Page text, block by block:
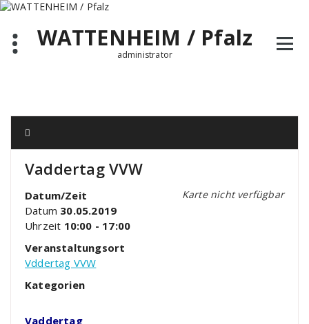
Zum
springenWATTENHEIM / Pfalz
administrator
Vaddertag VVW
Karte nicht verfügbar
Datum/Zeit
Datum 30.05.2019
Uhrzeit 10:00 - 17:00
Veranstaltungsort
Vddertag VVW
Kategorien
Vaddertag